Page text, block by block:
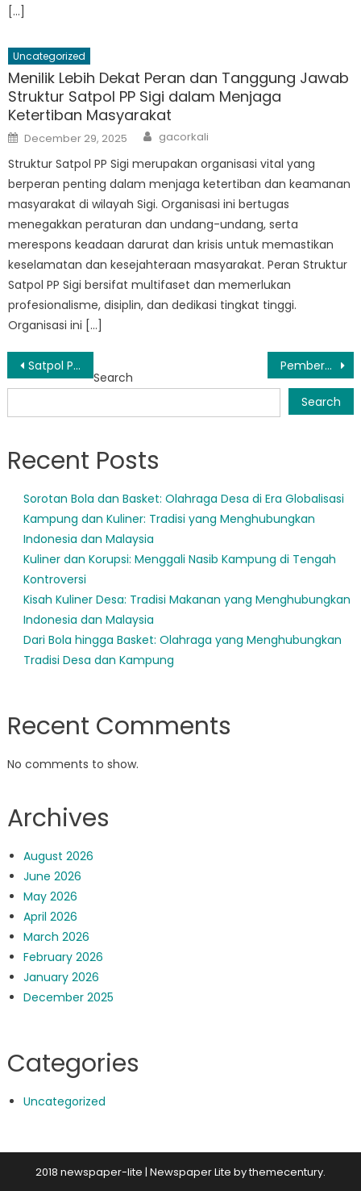
[…]
Uncategorized
Menilik Lebih Dekat Peran dan Tanggung Jawab
Struktur Satpol PP Sigi dalam Menjaga
Ketertiban Masyarakat
Posted
on
December 29, 2025 Author
gacorkali
Struktur Satpol PP Sigi merupakan organisasi vital yang
berperan penting dalam menjaga ketertiban dan keamanan
masyarakat di wilayah Sigi. Organisasi ini bertugas
menegakkan peraturan dan undang-undang, serta
merespons keadaan darurat dan krisis untuk memastikan
keselamatan dan kesejahteraan masyarakat. Peran Struktur
Satpol PP Sigi bersifat multifaset dan memerlukan
profesionalisme, disiplin, dan dedikasi tingkat tinggi.
Organisasi ini […]
Post
navigation
Satpol PP Sulteng Sigi’s Efforts to Combat Crime and Maintain Peace Pemberdayaan Perempuan dalam Penegakan Hukum: Kerja Berdampak Satpol PP Razia
Search
Search
Recent Posts
Sorotan Bola dan Basket: Olahraga Desa di Era Globalisasi
Kampung dan Kuliner: Tradisi yang Menghubungkan
Indonesia dan Malaysia
Kuliner dan Korupsi: Menggali Nasib Kampung di Tengah
Kontroversi
Kisah Kuliner Desa: Tradisi Makanan yang Menghubungkan
Indonesia dan Malaysia
Dari Bola hingga Basket: Olahraga yang Menghubungkan
Tradisi Desa dan Kampung
Recent Comments
No comments to show.
Archives
August 2026
June 2026
May 2026
April 2026
March 2026
February 2026
January 2026
December 2025
Categories
Uncategorized
2018 newspaper-lite | Newspaper Lite bythemecentury.